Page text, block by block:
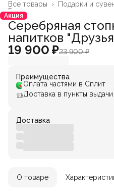
Подарки и
Все товары
›
Главная
Акция
Серебряная
напитков
19 900 ₽23 900 ₽
Преимущества
Оплата частями в Сплит
Доставка в пункты
Доставка
О товаре